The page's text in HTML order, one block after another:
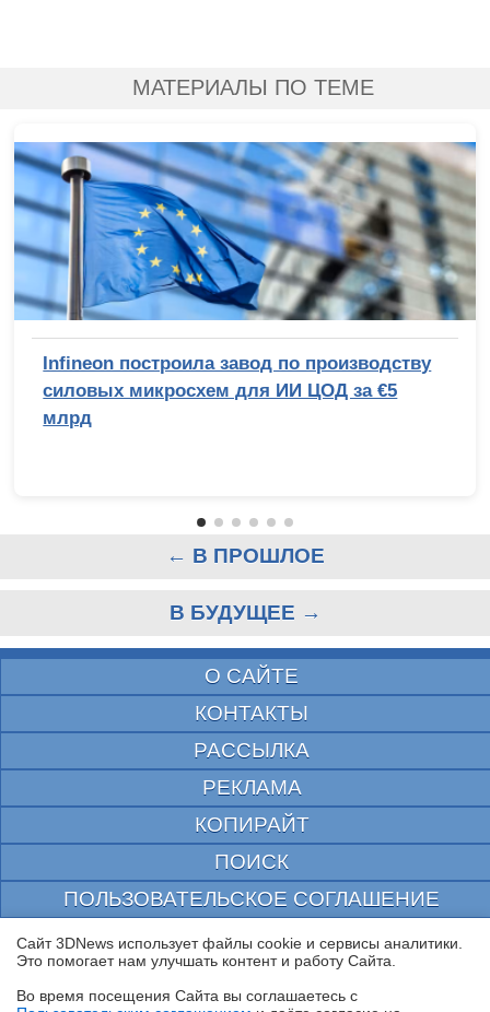
МАТЕРИАЛЫ ПО ТЕМЕ
Infineon построила завод по производству
силовых микросхем для ИИ ЦОД за €5
млрд
← В ПРОШЛОЕ
В БУДУЩЕЕ →
О САЙТЕ
КОНТАКТЫ
РАССЫЛКА
РЕКЛАМА
КОПИРАЙТ
ПОИСК
ПОЛЬЗОВАТЕЛЬСКОЕ СОГЛАШЕНИЕ
ЗАЩИЩЕНО CURATOR
© 1997—2026 Электронное периодическое издание "3ДНьюс" | Свидетельство о
выдано Федеральной Службой по надзору за соблюдением законодательства в сфере
Сайт 3DNews использует файлы cookie и сервисы аналитики.
Это помогает нам улучшать контент и работу Cайта.
Во время посещения Cайта вы соглашаетесь с